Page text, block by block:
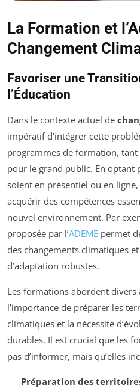
La Formation et
Changement
Favoriser une
l’Éducation
Dans le contexte actuel de
impératif d’intégrer cette
programmes de formation,
pour le grand public. En optant
soient en présentiel ou en
acquérir des compétences
nouvel environnement. Par
proposée par l’ADEME permet
des changements climatiques
d’adaptation robustes.
Les formations abordent divers
l’importance de préparer les
climatiques et la nécessité
durables. Il est crucial que les
pas d’informer, mais qu’elles
Préparation des